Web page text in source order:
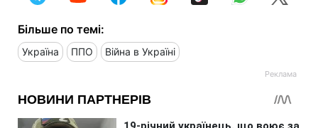
Більше по темі:
Україна ППО Війна в Україні